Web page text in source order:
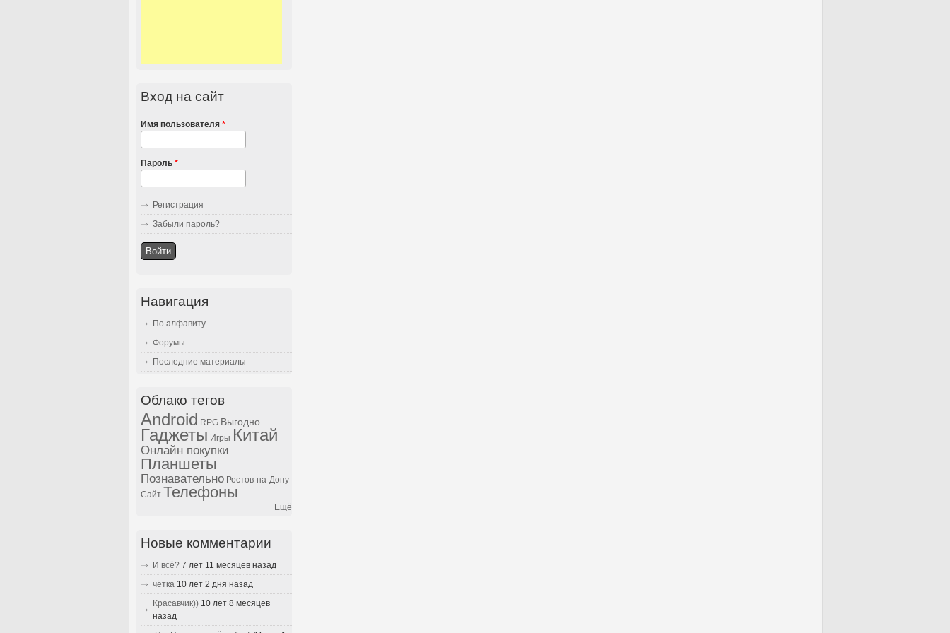
Вход на сайт
Имя пользователя *
Пароль *
Регистрация
Забыли пароль?
Навигация
По алфавиту
Форумы
Последние материалы
Облако тегов
Android RPG Выгодно
Гаджеты Игры Китай
Онлайн покупки
Планшеты
Познавательно Ростов-на-Дону
Сайт Телефоны
Ещё
Новые комментарии
И всё? 7 лет 11 месяцев назад
чётка 10 лет 2 дня назад
Красавчик)) 10 лет 8 месяцев
назад